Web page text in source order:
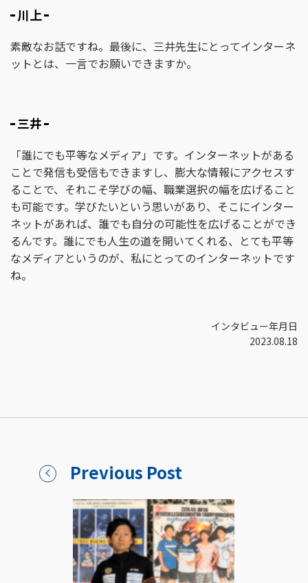
川上
素敵なお話ですね。最後に、三井先生にとってインターネ
ットとは、一言でお願いできますか。
三井
「誰にでも平等なメディア」です。インターネットがある
ことで発信も受信もできますし、膨大な情報にアクセスす
ることで、それこそ学びの幅、職業選択の幅を広げること
も可能です。学びたいという思いがあり、そこにインター
ネットがあれば、誰でも自分の可能性を広げることができ
るんです。誰にでも人生の道を開いてくれる、とても平等
なメディアというのが、私にとってのインターネットです
ね。
インタビュー年月日
2023.08.18
Previous Post